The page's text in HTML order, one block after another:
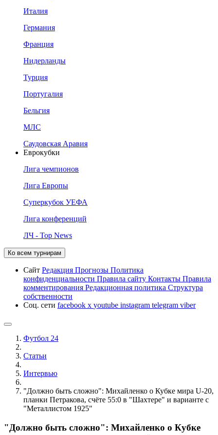
Италия
Германия
Франция
Нидерланды
Турция
Португалия
Бельгия
МЛС
Саудовская Аравия
Еврокубки
Лига чемпионов
Лига Европы
Суперкубок УЕФА
Лига конференций
ЛЧ - Top News
Ко всем турнирам
Сайт Редакция Прогнозы Политика
конфиденциальности Правила сайту Контакты Правила
комментирования Редакционная политика Структура
собственности
Соц. сети facebook x youtube instagram telegram viber
Футбол 24
Статьи
Интервью
"Должно быть сложно": Михайленко о Кубке мира U-20,
планки Петракова, счёте 55:0 в "Шахтере" и варианте с
"Металлистом 1925"
"Должно быть сложно": Михайленко о Кубке